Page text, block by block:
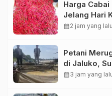
Harga
Jelang Hari
Persen
calendar_month2 jam yang lalu
Petani
di Jaluko,
Sekarat
calendar_month3 jam yang